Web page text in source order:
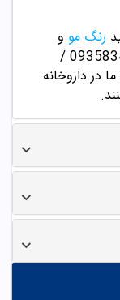
رنگ مو و
مشاوره می توانید با این شماره ها 09358343612 /
در داروخانه